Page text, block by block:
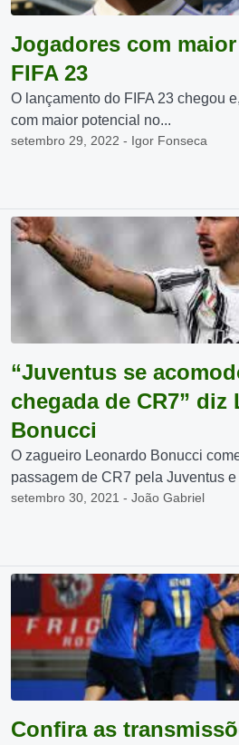
Jogadores com
FIFA 23
O lançamento do FIFA 23 chegou
com maior potencial no...
setembro 29, 2022 - Igor Fonseca
“Juventus se
chegada de CR7” diz
Bonucci
O zagueiro Leonardo Bonucci
passagem de CR7 pela Juventus e
setembro 30, 2021 - João Gabriel
Confira as